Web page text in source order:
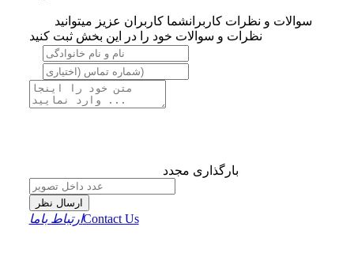
سوالات و نظرات کاربرانشما کاربران عزیز میتوانید
نظرات و سوالات خود را در این بخش ثبت کنید
بارگذاری مجدد
ارسال نظر
ارتباط باماContact Us